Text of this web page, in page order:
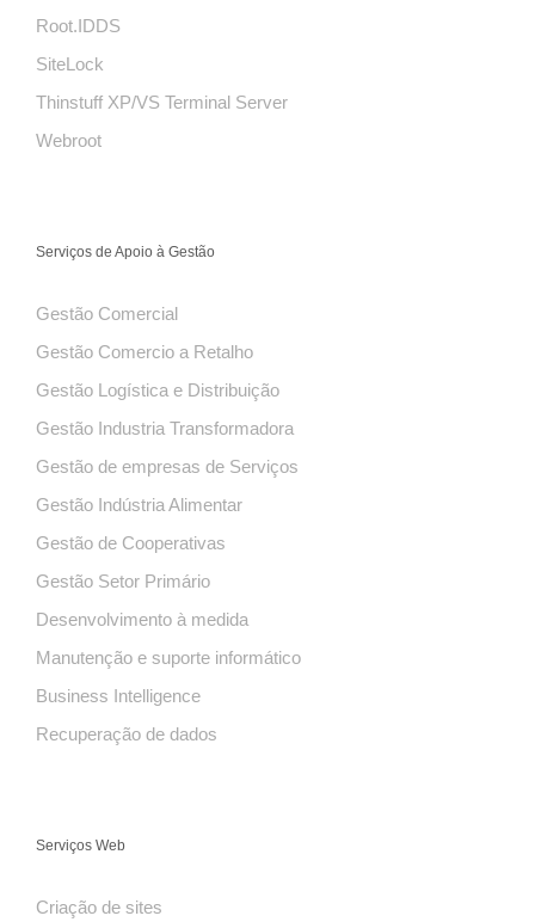
Root.IDDS
SiteLock
Thinstuff XP/VS Terminal Server
Webroot
Serviços de Apoio à Gestão
Gestão Comercial
Gestão Comercio a Retalho
Gestão Logística e Distribuição
Gestão Industria Transformadora
Gestão de empresas de Serviços
Gestão Indústria Alimentar
Gestão de Cooperativas
Gestão Setor Primário
Desenvolvimento à medida
Manutenção e suporte informático
Business Intelligence
Recuperação de dados
Serviços Web
Criação de sites